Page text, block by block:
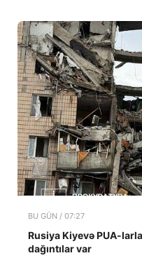
BU GÜN / 07:27
Rusiya Kiyevə PUA-
dağıntılar var